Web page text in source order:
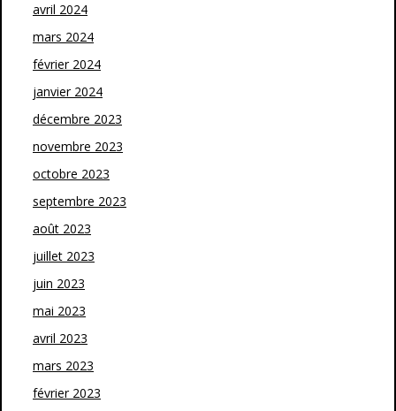
avril 2024
mars 2024
février 2024
janvier 2024
décembre 2023
novembre 2023
octobre 2023
septembre 2023
août 2023
juillet 2023
juin 2023
mai 2023
avril 2023
mars 2023
février 2023